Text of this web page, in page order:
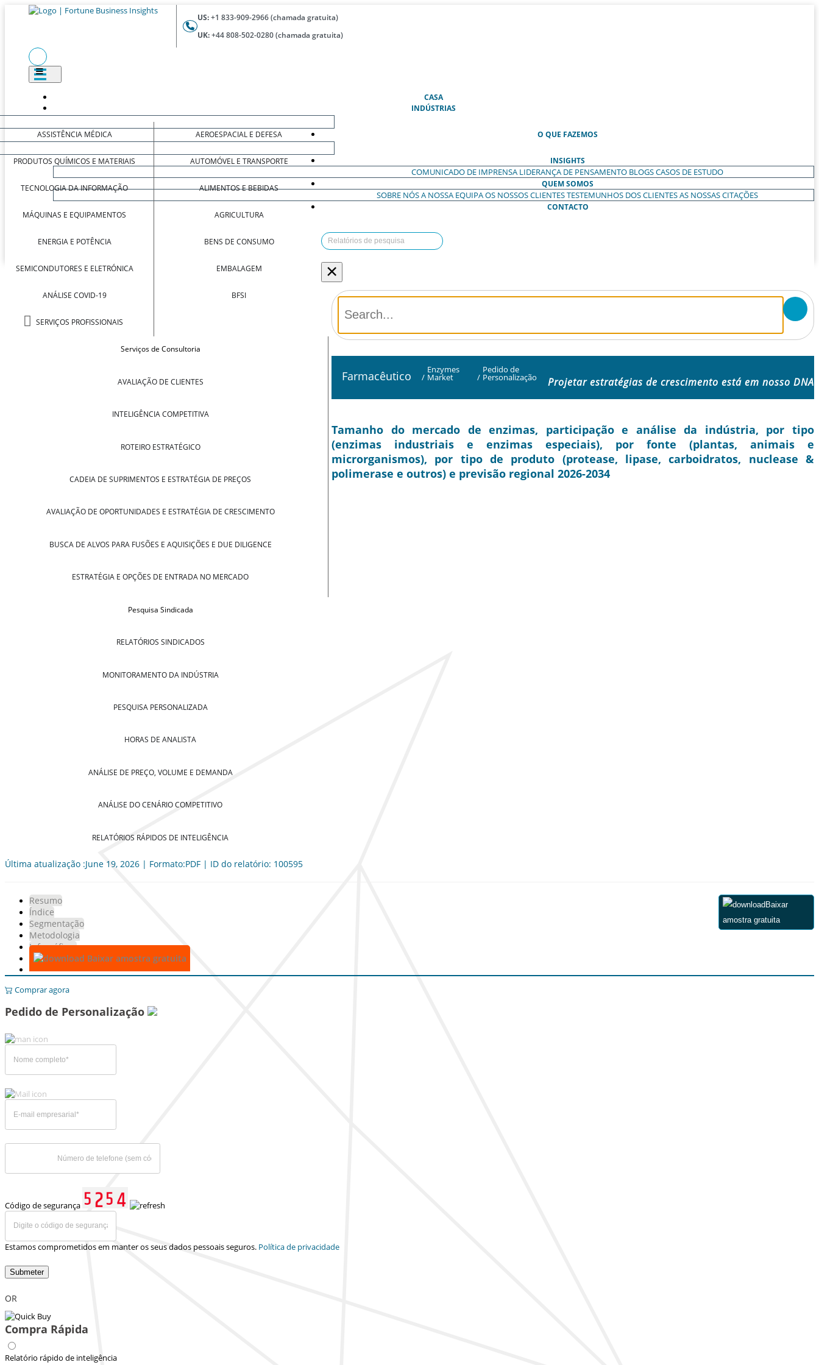
US:+1 833-909-2966 (chamada gratuita)
UK:+44 808-502-0280 (chamada gratuita)
CASA(ATUAL)
INDÚSTRIAS
ASSISTÊNCIA MÉDICA
PRODUTOS QUÍMICOS E MATERIAIS
TECNOLOGIA DA INFORMAÇÃO
MÁQUINAS E EQUIPAMENTOS
ENERGIA E POTÊNCIA
SEMICONDUTORES E ELETRÓNICA
ANÁLISE COVID-19
SERVIÇOS PROFISSIONAIS
AEROESPACIAL E DEFESA
AUTOMÓVEL E TRANSPORTE
ALIMENTOS E BEBIDAS
AGRICULTURA
BENS DE CONSUMO
EMBALAGEM
BFSI
O QUE FAZEMOS
Serviços de Consultoria
AVALIAÇÃO DE CLIENTES
INTELIGÊNCIA COMPETITIVA
ROTEIRO ESTRATÉGICO
CADEIA DE SUPRIMENTOS E ESTRATÉGIA DE PREÇOS
AVALIAÇÃO DE OPORTUNIDADES E ESTRATÉGIA DE CRESCIMENTO
BUSCA DE ALVOS PARA FUSÕES E AQUISIÇÕES E DUE DILIGENCE
ESTRATÉGIA E OPÇÕES DE ENTRADA NO MERCADO
Pesquisa Sindicada
RELATÓRIOS SINDICADOS
MONITORAMENTO DA INDÚSTRIA
PESQUISA PERSONALIZADA
HORAS DE ANALISTA
ANÁLISE DE PREÇO, VOLUME E DEMANDA
ANÁLISE DO CENÁRIO COMPETITIVO
RELATÓRIOS RÁPIDOS DE INTELIGÊNCIA
INSIGHTS
COMUNICADO DE IMPRENSA LIDERANÇA DE PENSAMENTO BLOGSCASOS DE ESTUDO
QUEM SOMOS
SOBRE NÓSA NOSSA EQUIPAOS NOSSOS CLIENTESTESTEMUNHOS DOS CLIENTESAS NOSSAS CITAÇÕES
CONTACTO
×
Farmacêutico /
Enzymes
Market /
Pedido de
Personalização Projetar estratégias de crescimento está em nosso DNA
Tamanho do mercado de enzimas, participação e análise da indústria, por tipo
(enzimas industriais e enzimas especiais), por fonte (plantas, animais e
microrganismos), por tipo de produto (protease, lipase, carboidratos, nuclease &
polimerase e outros) e previsão regional 2026-2034
Última atualização :June 19, 2026 | Formato:PDF | ID do relatório: 100595
Resumo
Índice
Segmentação
Metodologia
Infográficos
Baixar amostra gratuita
Baixar
amostra gratuita
Comprar agora
Pedido de Personalização
Código de segurança
Estamos comprometidos em manter os seus dados pessoais seguros. Política de privacidade
Submeter
OR
Compra Rápida
Relatório rápido de inteligência